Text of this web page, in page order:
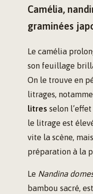
Camélia,
graminées
Le camélia
son feuillage
On le trouve en
litrages,
litres selon
le litrage est
vite la scène,
préparation à la
Le Nandina
bambou sacré,